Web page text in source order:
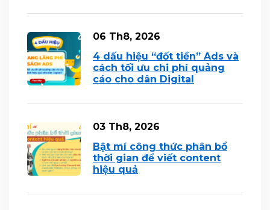
06 Th8, 2026
4 dấu hiệu “đốt tiền” Ads và
cách tối ưu chi phí quảng
cáo cho dân Digital
03 Th8, 2026
Bật mí công thức phân bổ
thời gian để viết content
hiệu quả